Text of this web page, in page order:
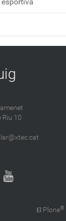
Riu 10
El Plone®